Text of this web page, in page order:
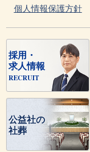
個人情報保護方針
採用・
求人情報
RECRUIT
公益社の
社葬